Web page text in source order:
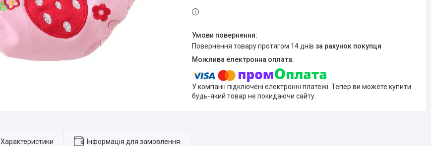
повернення товару протягом 14 днів за рахунок покупця
У компанії підключені електронні платежі. Тепер ви можете купити
будь-який товар не покидаючи сайту.
Характеристики Інформація для замовлення